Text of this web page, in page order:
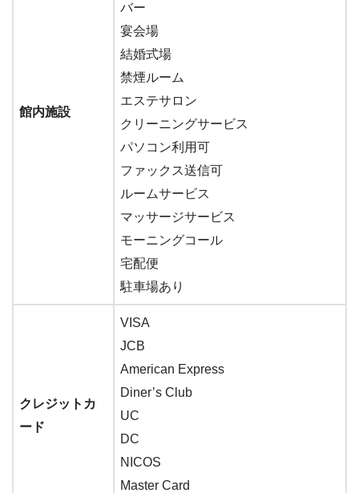
館内施設
バー
宴会場
結婚式場
禁煙ルーム
エステサロン
クリーニングサービス
パソコン利用可
ファックス送信可
ルームサービス
マッサージサービス
モーニングコール
宅配便
駐車場あり
クレジットカ
ード
VISA
JCB
American Express
Diner’s Club
UC
DC
NICOS
Master Card